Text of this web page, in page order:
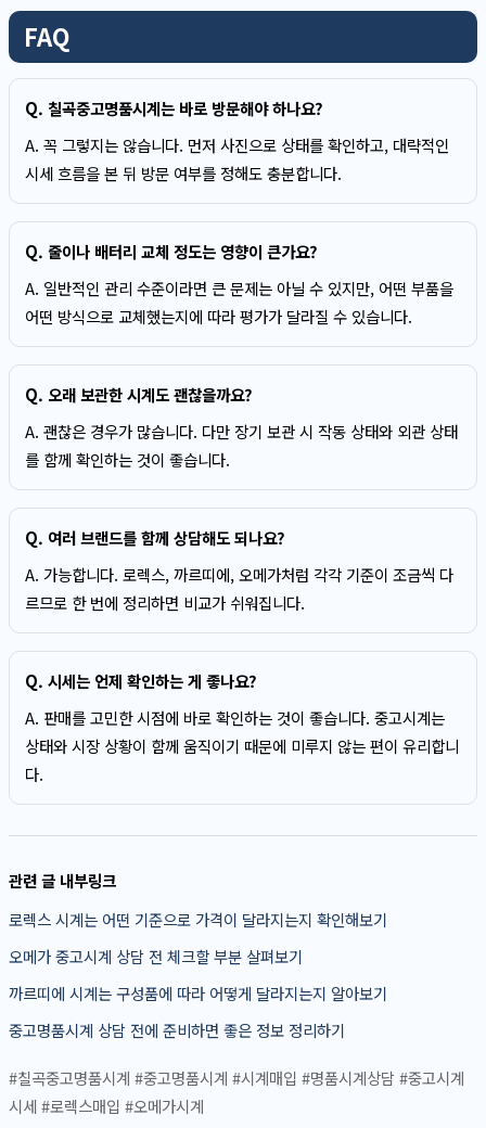
FAQ
Q. 칠곡중고명품시계는 바로 방문해야 하나요?
A. 꼭 그렇지는 않습니다. 먼저 사진으로 상태를 확인하고, 대략적인
시세 흐름을 본 뒤 방문 여부를 정해도 충분합니다.
Q. 줄이나 배터리 교체 정도는 영향이 큰가요?
A. 일반적인 관리 수준이라면 큰 문제는 아닐 수 있지만, 어떤 부품을
어떤 방식으로 교체했는지에 따라 평가가 달라질 수 있습니다.
Q. 오래 보관한 시계도 괜찮을까요?
A. 괜찮은 경우가 많습니다. 다만 장기 보관 시 작동 상태와 외관 상태
를 함께 확인하는 것이 좋습니다.
Q. 여러 브랜드를 함께 상담해도 되나요?
A. 가능합니다. 로렉스, 까르띠에, 오메가처럼 각각 기준이 조금씩 다
르므로 한 번에 정리하면 비교가 쉬워집니다.
Q. 시세는 언제 확인하는 게 좋나요?
A. 판매를 고민한 시점에 바로 확인하는 것이 좋습니다. 중고시계는
상태와 시장 상황이 함께 움직이기 때문에 미루지 않는 편이 유리합니
다.
관련 글 내부링크
로렉스 시계는 어떤 기준으로 가격이 달라지는지 확인해보기
오메가 중고시계 상담 전 체크할 부분 살펴보기
까르띠에 시계는 구성품에 따라 어떻게 달라지는지 알아보기
중고명품시계 상담 전에 준비하면 좋은 정보 정리하기
#칠곡중고명품시계 #중고명품시계 #시계매입 #명품시계상담 #중고시계
시세 #로렉스매입 #오메가시계